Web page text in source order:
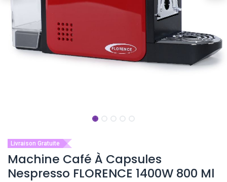
Livraison Gratuite
Machine Café À Capsules
Nespresso FLORENCE 1400W 800 Ml